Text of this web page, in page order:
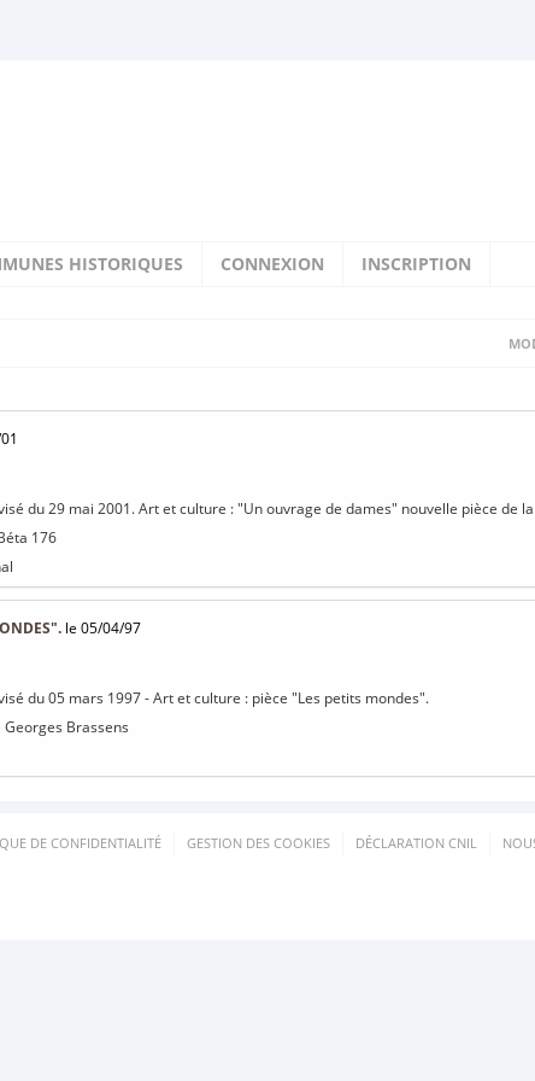
HISTORIQUES CONNEXION INSCRIPTION
du 29 mai 2001. Art et culture : "Un ouvrage de dames" nouvelle pièce de
176
le 05/04/97
du 05 mars 1997 - Art et culture : pièce "Les petits mondes".
Brassens
DE CONFIDENTIALITÉ GESTION DES COOKIES DÉCLARATION CNIL